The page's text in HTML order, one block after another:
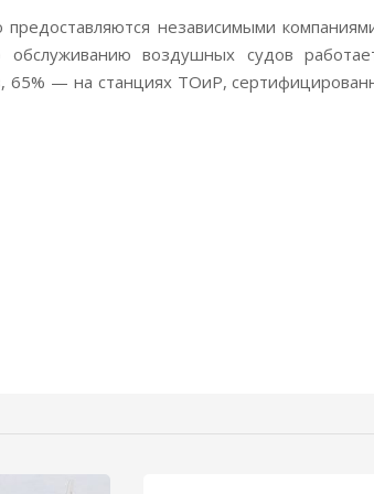
независимыми
воздушных судов
65% — на станциях ТОиР,